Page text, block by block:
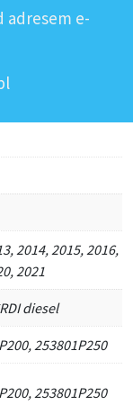
adresem e-
2014, 2015, 2016,
2021
diesel
253801P250
253801P250